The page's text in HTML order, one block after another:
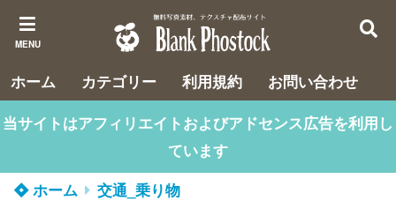
MENU
ホーム カテゴリー 利用規約
お問い合わせ
当サイトはアフィリエイトおよびアドセンス広告を利用し
ています
ホーム
交通_乗り物